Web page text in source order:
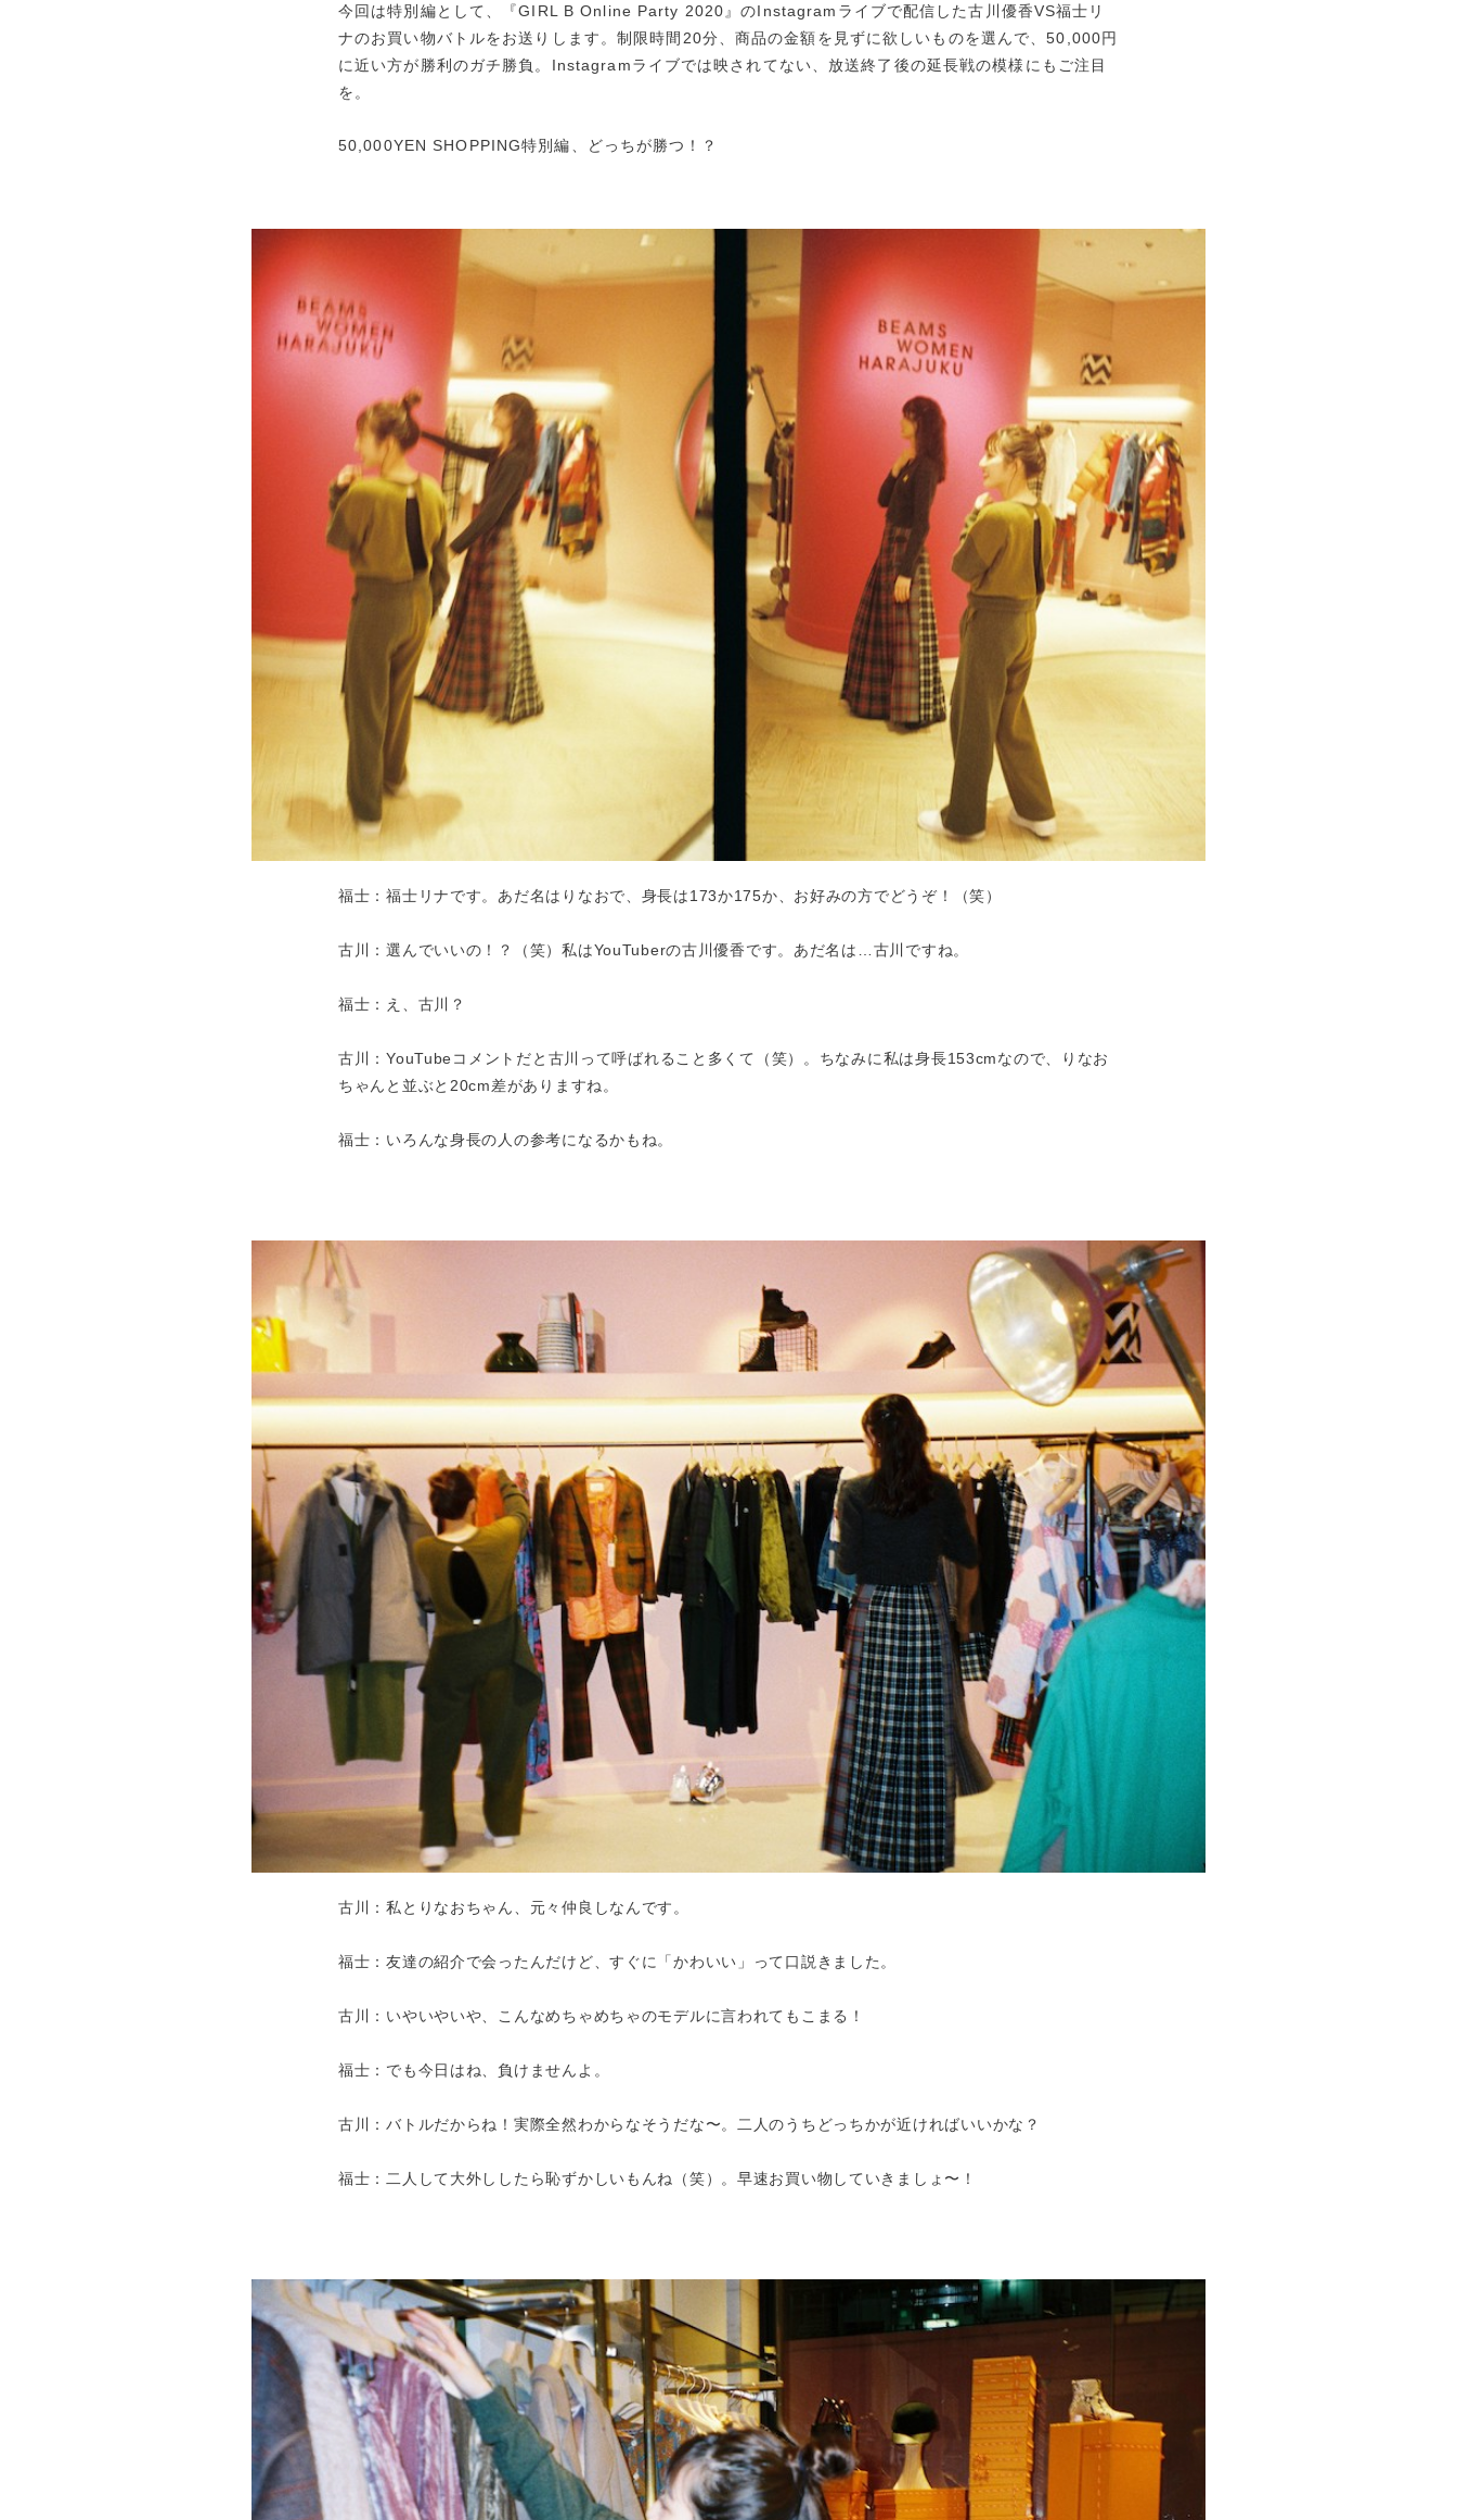
今回は特別編として、『GIRL B Online Party 2020』のInstagramライブで配信した古川優香VS福士リ
ナのお買い物バトルをお送りします。制限時間20分、商品の金額を見ずに欲しいものを選んで、50,000円
に近い方が勝利のガチ勝負。Instagramライブでは映されてない、放送終了後の延長戦の模様にもご注目
を。
50,000YEN SHOPPING特別編、どっちが勝つ！？
福士：福士リナです。あだ名はりなおで、身長は173か175か、お好みの方でどうぞ！（笑）
古川：選んでいいの！？（笑）私はYouTuberの古川優香です。あだ名は…古川ですね。
福士：え、古川？
古川：YouTubeコメントだと古川って呼ばれること多くて（笑）。ちなみに私は身長153cmなので、りなお
ちゃんと並ぶと20cm差がありますね。
福士：いろんな身長の人の参考になるかもね。
古川：私とりなおちゃん、元々仲良しなんです。
福士：友達の紹介で会ったんだけど、すぐに「かわいい」って口説きました。
古川：いやいやいや、こんなめちゃめちゃのモデルに言われてもこまる！
福士：でも今日はね、負けませんよ。
古川：バトルだからね！実際全然わからなそうだな〜。二人のうちどっちかが近ければいいかな？
福士：二人して大外ししたら恥ずかしいもんね（笑）。早速お買い物していきましょ〜！